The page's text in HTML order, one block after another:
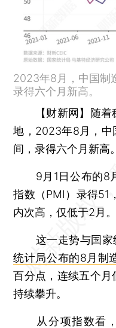
2023年8月，中国制
录得六个月新高。
【财新网】 随着
地，2023年8月，中
间，录得六个月新高。
9月1日公布的8月
指数（PMI）录得51
内次高，仅低于2月。
这一走势与国家
统计局公布的8月制
百分点，连续五个月
持续攀升。
从分项指数看，